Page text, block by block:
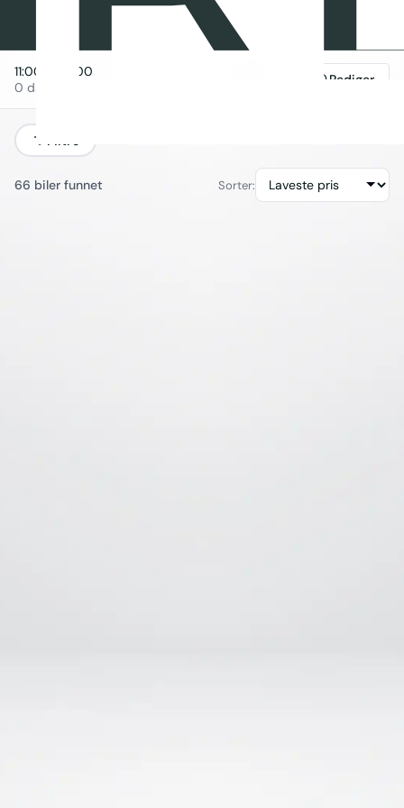
11:00
11:00
0 dager
Rediger
66 biler funnet Sorter: